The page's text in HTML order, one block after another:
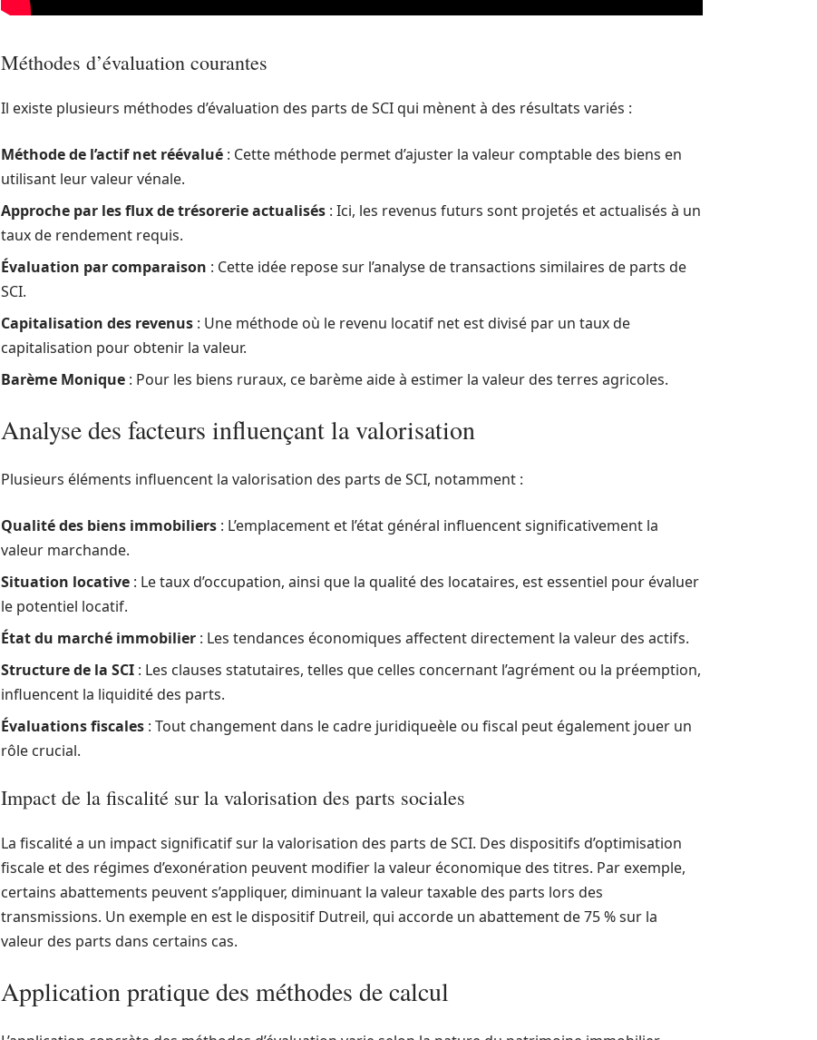
Méthodes d’évaluation courantes
Il existe plusieurs méthodes d’évaluation des parts de SCI qui mènent à des résultats variés :
Méthode de l’actif net réévalué : Cette méthode permet d’ajuster la valeur comptable des biens en
utilisant leur valeur vénale.
Approche par les flux de trésorerie actualisés : Ici, les revenus futurs sont projetés et actualisés à un
taux de rendement requis.
Évaluation par comparaison : Cette idée repose sur l’analyse de transactions similaires de parts de
SCI.
Capitalisation des revenus : Une méthode où le revenu locatif net est divisé par un taux de
capitalisation pour obtenir la valeur.
Barème Monique : Pour les biens ruraux, ce barème aide à estimer la valeur des terres agricoles.
Analyse des facteurs influençant la valorisation
Plusieurs éléments influencent la valorisation des parts de SCI, notamment :
Qualité des biens immobiliers : L’emplacement et l’état général influencent significativement la
valeur marchande.
Situation locative : Le taux d’occupation, ainsi que la qualité des locataires, est essentiel pour évaluer
le potentiel locatif.
État du marché immobilier : Les tendances économiques affectent directement la valeur des actifs.
Structure de la SCI : Les clauses statutaires, telles que celles concernant l’agrément ou la préemption,
influencent la liquidité des parts.
Évaluations fiscales : Tout changement dans le cadre juridiqueèle ou fiscal peut également jouer un
rôle crucial.
Impact de la fiscalité sur la valorisation des parts sociales
La fiscalité a un impact significatif sur la valorisation des parts de SCI. Des dispositifs d’optimisation
fiscale et des régimes d’exonération peuvent modifier la valeur économique des titres. Par exemple,
certains abattements peuvent s’appliquer, diminuant la valeur taxable des parts lors des
transmissions. Un exemple en est le dispositif Dutreil, qui accorde un abattement de 75 % sur la
valeur des parts dans certains cas.
Application pratique des méthodes de calcul